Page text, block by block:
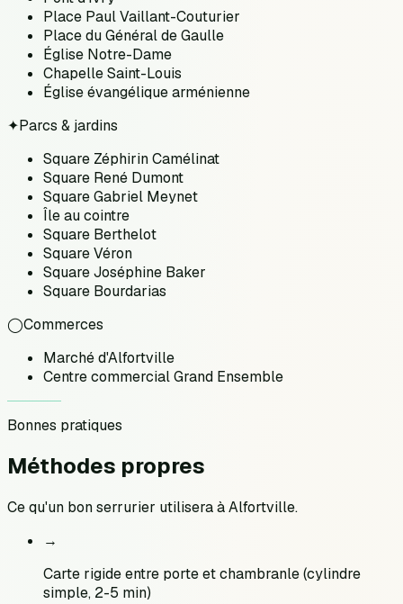
Place Paul Vaillant-Couturier
Place du Général de Gaulle
Église Notre-Dame
Chapelle Saint-Louis
Église évangélique arménienne
✦Parcs & jardins
Square Zéphirin Camélinat
Square René Dumont
Square Gabriel Meynet
Île au cointre
Square Berthelot
Square Véron
Square Joséphine Baker
Square Bourdarias
◯Commerces
Marché d'Alfortville
Centre commercial Grand Ensemble
Bonnes pratiques
Méthodes propres
Ce qu'un bon serrurier utilisera àAlfortville.
→
Carte rigide entre porte et chambranle (cylindre
simple, 2-5 min)